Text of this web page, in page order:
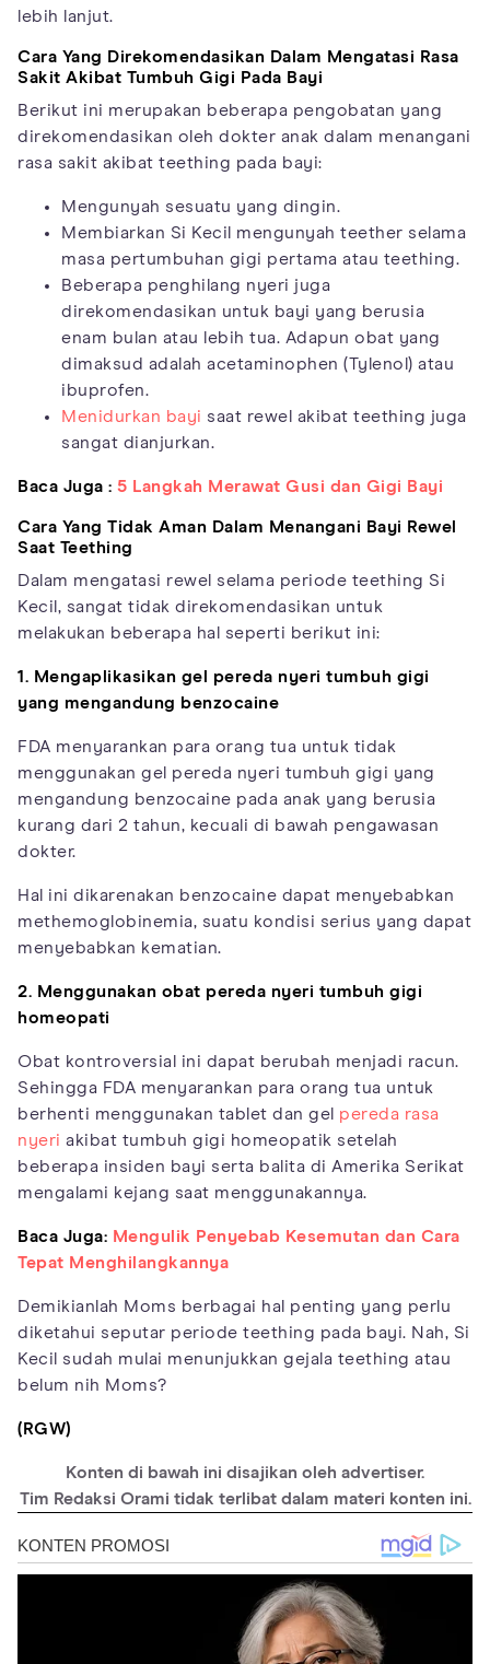
lebih lanjut.
Cara Yang Direkomendasikan Dalam Mengatasi Rasa
Sakit Akibat Tumbuh Gigi Pada Bayi
Berikut ini merupakan beberapa pengobatan yang
direkomendasikan oleh dokter anak dalam menangani
rasa sakit akibat teething pada bayi:
Mengunyah sesuatu yang dingin.
Membiarkan Si Kecil mengunyah teether selama
masa pertumbuhan gigi pertama atau teething.
Beberapa penghilang nyeri juga
direkomendasikan untuk bayi yang berusia
enam bulan atau lebih tua. Adapun obat yang
dimaksud adalah acetaminophen (Tylenol) atau
ibuprofen.
Menidurkan bayi saat rewel akibat teething juga
sangat dianjurkan.
Baca Juga : 5 Langkah Merawat Gusi dan Gigi Bayi
Cara Yang Tidak Aman Dalam Menangani Bayi Rewel
Saat Teething
Dalam mengatasi rewel selama periode teething Si
Kecil, sangat tidak direkomendasikan untuk
melakukan beberapa hal seperti berikut ini:
1. Mengaplikasikan gel pereda nyeri tumbuh gigi
yang mengandung benzocaine
FDA menyarankan para orang tua untuk tidak
menggunakan gel pereda nyeri tumbuh gigi yang
mengandung benzocaine pada anak yang berusia
kurang dari 2 tahun, kecuali di bawah pengawasan
dokter.
Hal ini dikarenakan benzocaine dapat menyebabkan
methemoglobinemia, suatu kondisi serius yang dapat
menyebabkan kematian.
2. Menggunakan obat pereda nyeri tumbuh gigi
homeopati
Obat kontroversial ini dapat berubah menjadi racun.
Sehingga FDA menyarankan para orang tua untuk
berhenti menggunakan tablet dan gel pereda rasa
nyeri akibat tumbuh gigi homeopatik setelah
beberapa insiden bayi serta balita di Amerika Serikat
mengalami kejang saat menggunakannya.
Baca Juga: Mengulik Penyebab Kesemutan dan Cara
Tepat Menghilangkannya
Demikianlah Moms berbagai hal penting yang perlu
diketahui seputar periode teething pada bayi. Nah, Si
Kecil sudah mulai menunjukkan gejala teething atau
belum nih Moms?
(RGW)
Konten di bawah ini disajikan oleh advertiser.
Tim Redaksi Orami tidak terlibat dalam materi konten ini.